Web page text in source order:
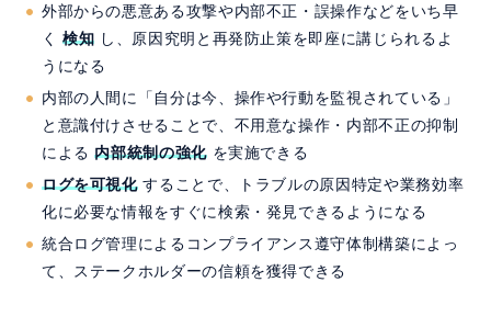
外部からの悪意ある攻撃や内部不正・誤操作などをいち早
く検知 し、原因究明と再発防止策を即座に講じられるよ
うになる
内部の人間に「自分は今、操作や行動を監視されている」
と意識付けさせることで、不用意な操作・内部不正の抑制
による内部統制の強化を実施できる
ログを可視化することで、トラブルの原因特定や業務効率
化に必要な情報をすぐに検索・発見できるようになる
統合ログ管理によるコンプライアンス遵守体制構築によっ
て、ステークホルダーの信頼を獲得できる